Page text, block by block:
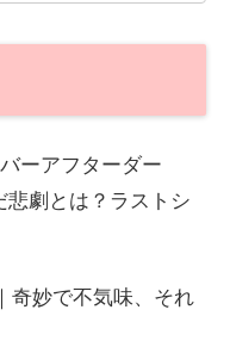
ーアフターダー
悲劇とは？ラストシ
奇妙で不気味、それ